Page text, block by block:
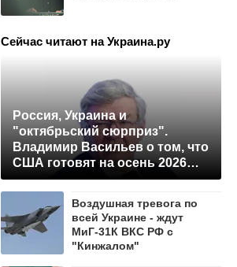
Сейчас читают на Украина.ру
Россия, Украина и
"октябрьский сюрприз".
Владимир Васильев о том, что
США готовят на осень 2026
года
Воздушная тревога по
всей Украине - ждут
МиГ-31К ВКС РФ с
"Кинжалом"